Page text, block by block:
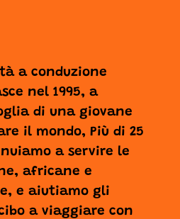
a conduzione
nel 1995, a
di una giovane
il mondo, Più di 25
a servire le
africane e
e aiutiamo gli
a viaggiare con